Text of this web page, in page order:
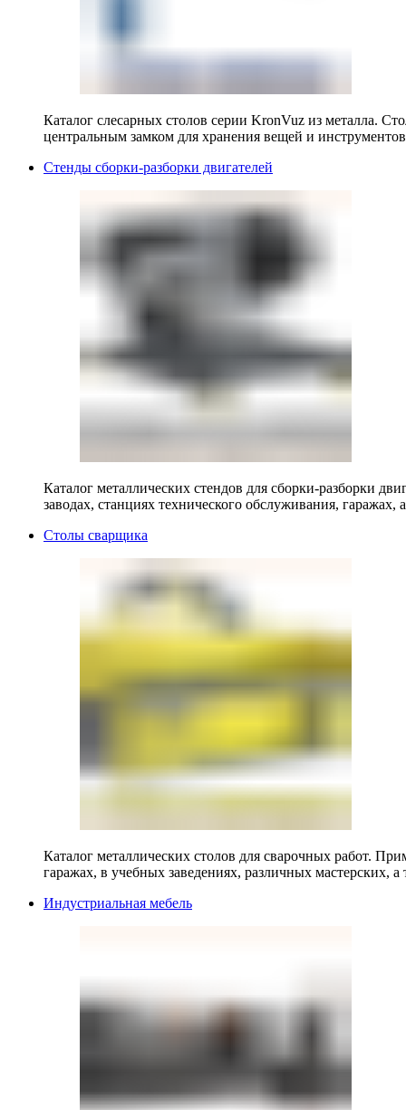
Каталог слесарных столов серии KronVuz из металла.
центральным замком для хранения вещей и
Стенды сборки-разборки двигателей
Каталог металлических стендов для сборки-разборки
заводах, станциях технического обслуживания, гаражах,
Столы сварщика
Каталог металлических столов для сварочных работ.
гаражах, в учебных заведениях, различных мастерских, а
Индустриальная мебель